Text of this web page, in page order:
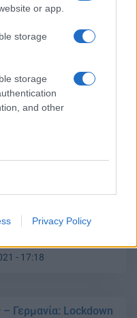
or app.
storage
storage
and other
Privacy Policy
θα γίνει με τρίτη
- 10:29
– Πλεύρης: Τι
ενδεχόμενο νέου
– Εμβολιασμοί
ο εμβολισμός 5-11
- 17:18
– Γερμανία: Lockdown